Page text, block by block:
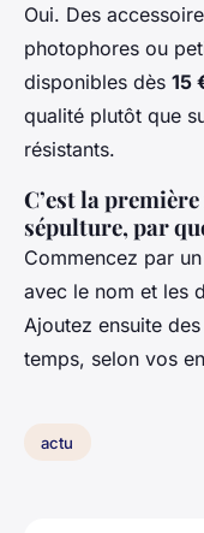
Oui. Des
photophores ou
disponibles dès 15
qualité plutôt que
résistants.
C’est la
sépulture, par
Commencez par
avec le nom et les
Ajoutez ensuite
temps, selon vos
actu